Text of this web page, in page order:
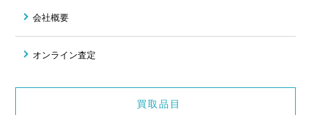
会社概要
オンライン査定
買取品目